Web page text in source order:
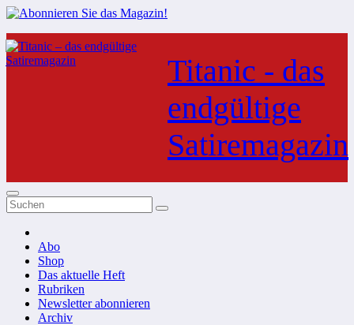
Zum
Inhalt
springen
Titanic - das
endgültige
Satiremagazin
Abo
Shop
Das aktuelle Heft
Rubriken
Newsletter abonnieren
Archiv